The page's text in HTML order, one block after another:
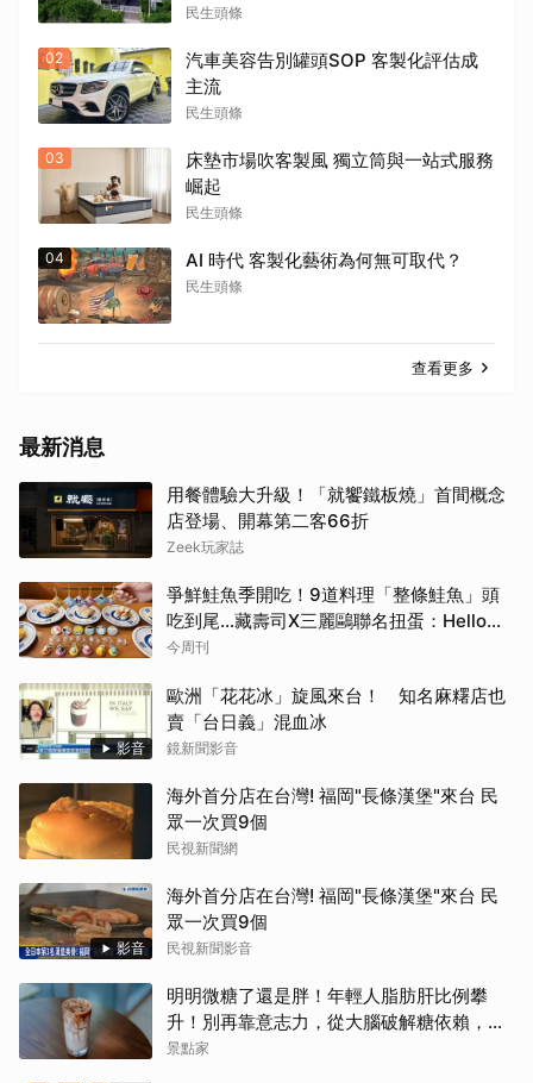
民生頭條
02
汽車美容告別罐頭SOP 客製化評估成
主流
民生頭條
03
床墊市場吹客製風 獨立筒與一站式服務
崛起
民生頭條
04 AI 時代 客製化藝術為何無可取代？
民生頭條
查看更多
最新消息
用餐體驗大升級！「就饗鐵板燒」首間概念
店登場、開幕第二客66折
Zeek玩家誌
爭鮮鮭魚季開吃！9道料理「整條鮭魚」頭
吃到尾…藏壽司X三麗鷗聯名扭蛋：Hello
Kitty、酷洛米18款全搜集
今周刊
影音
歐洲「花花冰」旋風來台！ 知名麻糬店也
賣「台日義」混血冰
鏡新聞影音
海外首分店在台灣! 福岡"長條漢堡"來台 民
眾一次買9個
民視新聞網
影音
海外首分店在台灣! 福岡"長條漢堡"來台 民
眾一次買9個
民視新聞影音
明明微糖了還是胖！年輕人脂肪肝比例攀
升！別再靠意志力，從大腦破解糖依賴，輕
鬆變美變瘦變年輕！
景點家